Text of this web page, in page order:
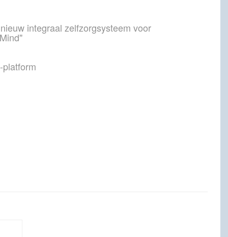
integraal zelfzorgsysteem voor